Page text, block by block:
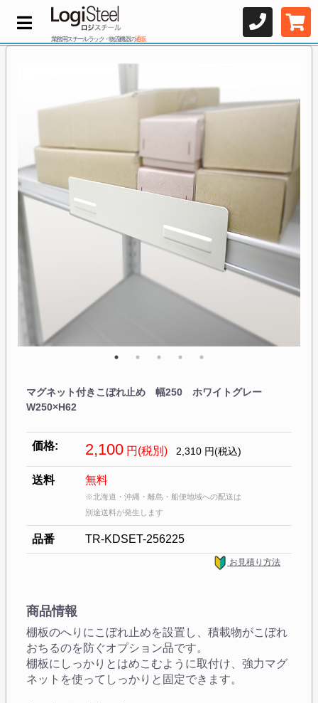
業務用スチールラック・物流機器の通販
マグネット付きこぼれ止め 幅250 ホワイトグレー
W250×H62
価格: 2,100 円(税別) 2,310 円(税込)
送料 無料
※北海道・沖縄・離島・船便地域への配送は
別途送料が発生します
品番 TR-KDSET-256225
お見積り方法
商品情報
棚板のへりにこぼれ止めを設置し、積載物がこぼれ
おちるのを防ぐオプション品です。
棚板にしっかりとはめこむように取付け、強力マグ
ネットを使ってしっかりと固定できます。